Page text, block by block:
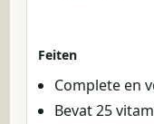
Feiten
Complete en
Bevat 25